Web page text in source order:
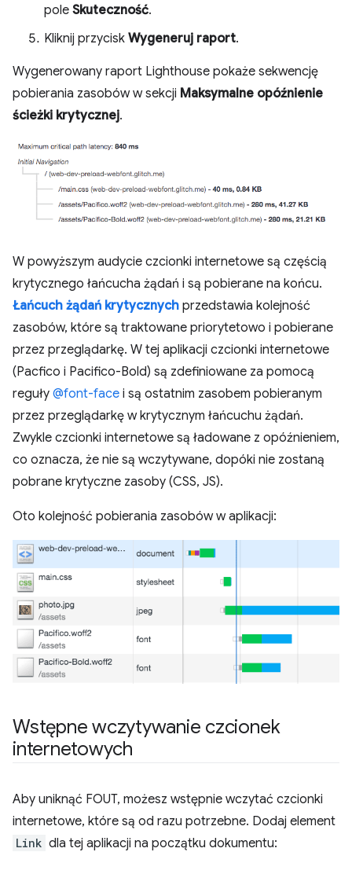
pole Skuteczność.
Kliknij przycisk Wygeneruj raport.
Wygenerowany raport Lighthouse pokaże sekwencję
pobierania zasobów w sekcji Maksymalne opóźnienie
ścieżki krytycznej.
W powyższym audycie czcionki internetowe są częścią
krytycznego łańcucha żądań i są pobierane na końcu.
Łańcuch żądań krytycznych przedstawia kolejność
zasobów, które są traktowane priorytetowo i pobierane
przez przeglądarkę. W tej aplikacji czcionki internetowe
(Pacfico i Pacifico-Bold) są zdefiniowane za pomocą
reguły @font-face i są ostatnim zasobem pobieranym
przez przeglądarkę w krytycznym łańcuchu żądań.
Zwykle czcionki internetowe są ładowane z opóźnieniem,
co oznacza, że nie są wczytywane, dopóki nie zostaną
pobrane krytyczne zasoby (CSS, JS).
Oto kolejność pobierania zasobów w aplikacji:
Wstępne wczytywanie czcionek
internetowych
Aby uniknąć FOUT, możesz wstępnie wczytać czcionki
internetowe, które są od razu potrzebne. Dodaj element
Link dla tej aplikacji na początku dokumentu: